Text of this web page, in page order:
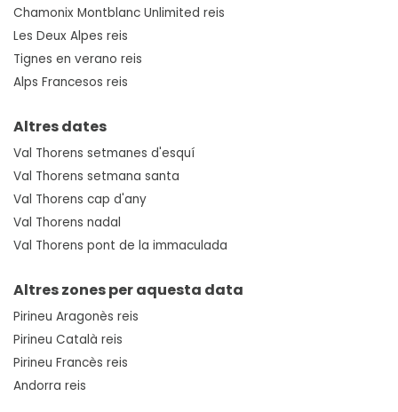
Chamonix Montblanc Unlimited reis
Les Deux Alpes reis
Tignes en verano reis
Alps Francesos reis
Altres dates
Val Thorens setmanes d'esquí
Val Thorens setmana santa
Val Thorens cap d'any
Val Thorens nadal
Val Thorens pont de la immaculada
Altres zones per aquesta data
Pirineu Aragonès reis
Pirineu Català reis
Pirineu Francès reis
Andorra reis